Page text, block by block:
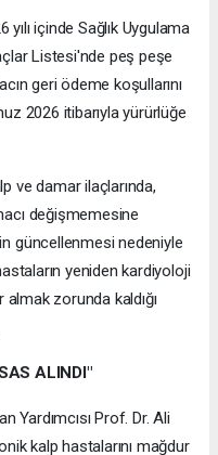
içinde Sağlık Uygulama
Listesi'nde peş peşe
geri ödeme koşullarını
2026 itibarıyla yürürlüğe
ve damar ilaçlarında,
değişmemesine
güncellenmesi nedeniyle
yeniden kardiyoloji
zorunda kaldığı
ALINDI"
Yardımcısı Prof. Dr. Ali
kalp hastalarını mağdur